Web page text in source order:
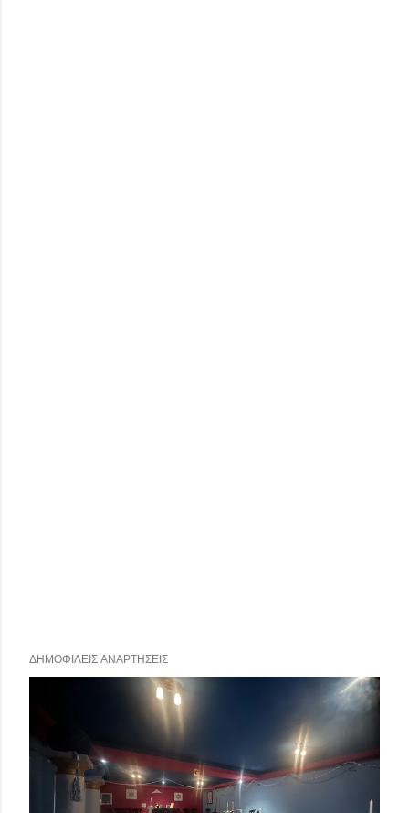
ΔΗΜΟΦΙΛΕΊΣ ΑΝΑΡΤΉΣΕΙΣ